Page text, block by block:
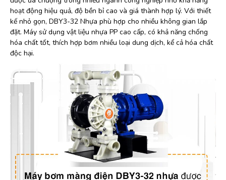
hoạt động hiệu quả, độ bền bỉ cao và giá thành hợp lý. Với thiết
kế nhỏ gọn, DBY3-32 Nhựa phù hợp cho nhiều không gian lắp
đặt. Máy sử dụng vật liệu nhựa PP cao cấp, có khả năng chống
hóa chất tốt, thích hợp bơm nhiều loại dung dịch, kể cả hóa chất
độc hại.